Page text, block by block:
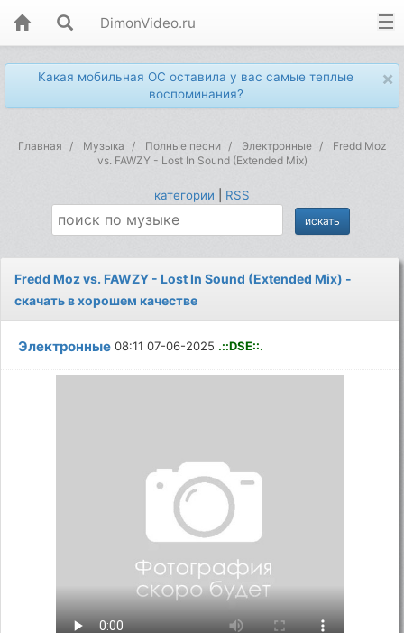
DimonVideo.ru
×
Какая мобильная ОС оставила у вас самые теплые
воспоминания?
Главная Музыка Полные песни Электронные
Fredd Moz
vs. FAWZY - Lost In Sound (Extended Mix)
категории RSS
Fredd Moz vs. FAWZY - Lost In Sound (Extended Mix) -
скачать в хорошем качестве
Электронные 08:11 07-06-2025 .::DSE::.